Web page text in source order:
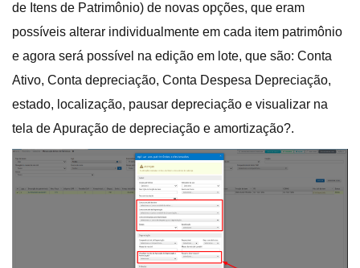
de Itens de Patrimônio) de novas opções, que eram
possíveis alterar individualmente em cada item patrimônio
e agora será possível na edição em lote, que são: Conta
Ativo, Conta depreciação, Conta Despesa Depreciação,
estado, localização, pausar depreciação e visualizar na
tela de Apuração de depreciação e amortização?.